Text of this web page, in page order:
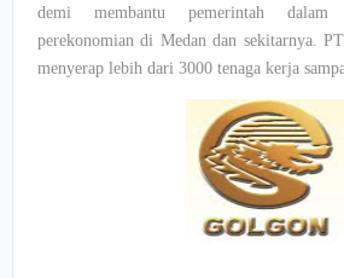
demi membantu pemerintah dalam
perekonomian di Medan dan sekitarnya.
menyerap lebih dari 3000 tenaga kerja